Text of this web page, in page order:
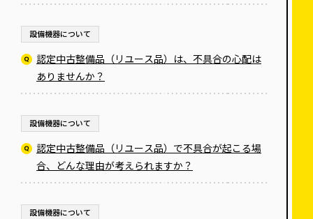
設備機器について
認定中古整備品（リユース品）は、不具合の心配は
ありませんか？
設備機器について
認定中古整備品（リユース品）で不具合が起こる場
合、どんな理由が考えられますか？
設備機器について